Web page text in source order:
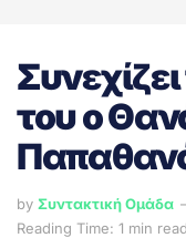
του ο
by Συντακτική Ομάδα
Reading Time: 1 min read